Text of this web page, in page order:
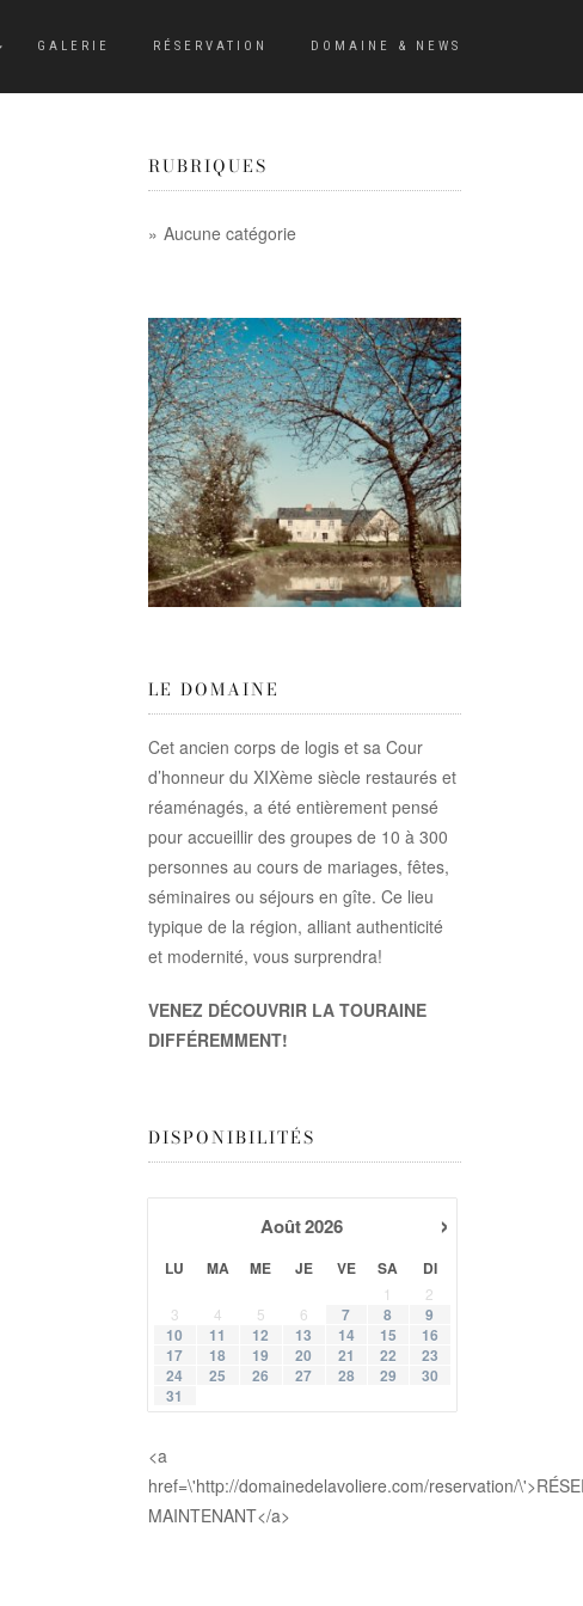
GALERIE RÉSERVATION DOMAINE & NEWS
RUBRIQUES
Aucune catégorie
LE DOMAINE
Cet ancien corps de logis et sa Cour
d’honneur du XIXème siècle restaurés et
réaménagés, a été entièrement pensé
pour accueillir des groupes de 10 à 300
personnes au cours de mariages, fêtes,
séminaires ou séjours en gîte. Ce lieu
typique de la région, alliant authenticité
et modernité, vous surprendra!
VENEZ DÉCOUVRIR LA TOURAINE
DIFFÉREMMENT!
DISPONIBILITÉS
›
Août2026
LU MA ME JE VE SA DI
1
2
3
4 5 6 7 8
9
10
11 12 13 14 15
16
17
18 19 20 21 22
23
24
25 26 27 28 29
30
31
<a
href=\'http://domainedelavoliere.com/reservation/
MAINTENANT</a>